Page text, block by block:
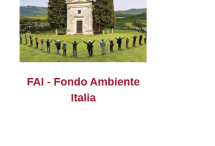
FAI - Fondo Ambiente
Italia